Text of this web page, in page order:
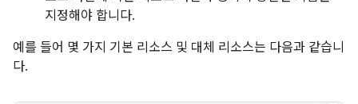
지정해야 합니다.
예를 들어 몇 가지 기본 리소스 및 대체 리소스는 다음과 같습니
다.